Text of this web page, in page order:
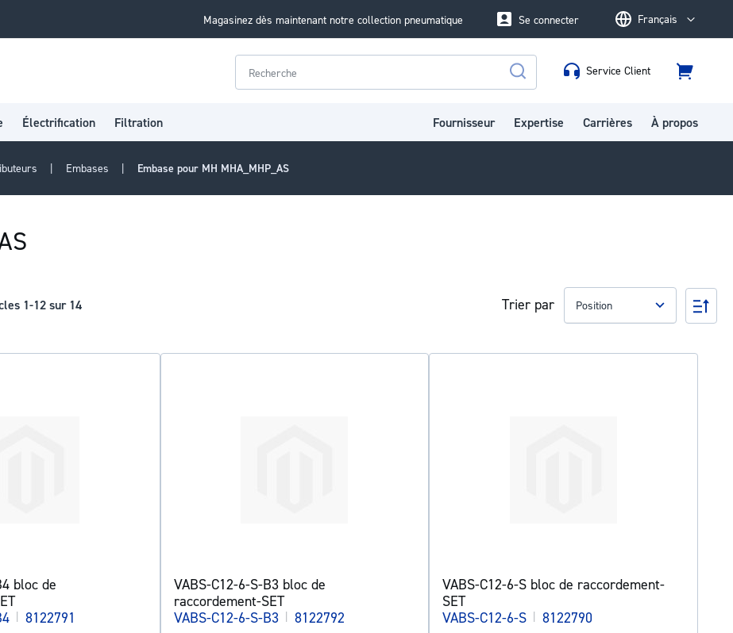
Magasinez dès maintenant notre collection pneumatique LanguageFrançais
Se connecter
Rechercher
Service Client
Panier
Électrification Filtration Fournisseur Expertise Carrières À propos
Embases Embase pour MH MHA_MHP_AS
1-12sur 14 Trier par
Par
bloc de
| 8122791
VABS-C12-6-S-B3 bloc de
raccordement-SET
VABS-C12-6-S-B3 | 8122792
VABS-C12-6-S bloc de raccordement-
SET
VABS-C12-6-S | 8122790